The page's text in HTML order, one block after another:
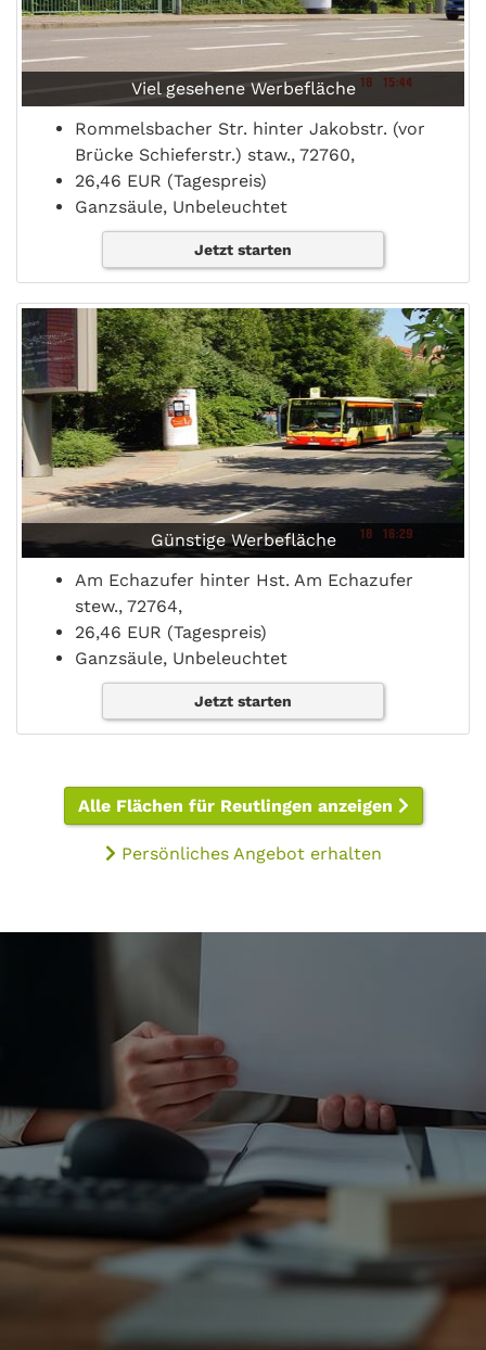
Viel gesehene Werbefläche
Rommelsbacher Str. hinter Jakobstr. (vor
Brücke Schieferstr.) staw., 72760,
26,46 EUR (Tagespreis)
Ganzsäule, Unbeleuchtet
Jetzt starten
Günstige Werbefläche
Am Echazufer hinter Hst. Am Echazufer
stew., 72764,
26,46 EUR (Tagespreis)
Ganzsäule, Unbeleuchtet
Jetzt starten
Alle Flächen für Reutlingen anzeigen
Persönliches Angebot erhalten